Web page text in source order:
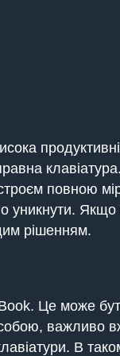
повною
уникнути.
рішенням.
Це може
важливо
В